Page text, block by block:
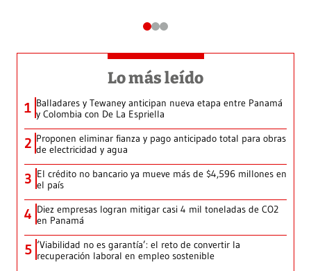
Lo más leído
1 Balladares y Tewaney anticipan nueva etapa entre Panamá
y Colombia con De La Espriella
2 Proponen eliminar fianza y pago anticipado total para obras
de electricidad y agua
3 El crédito no bancario ya mueve más de $4,596 millones en
el país
4 Diez empresas logran mitigar casi 4 mil toneladas de CO2
en Panamá
5 ‘Viabilidad no es garantía’: el reto de convertir la
recuperación laboral en empleo sostenible